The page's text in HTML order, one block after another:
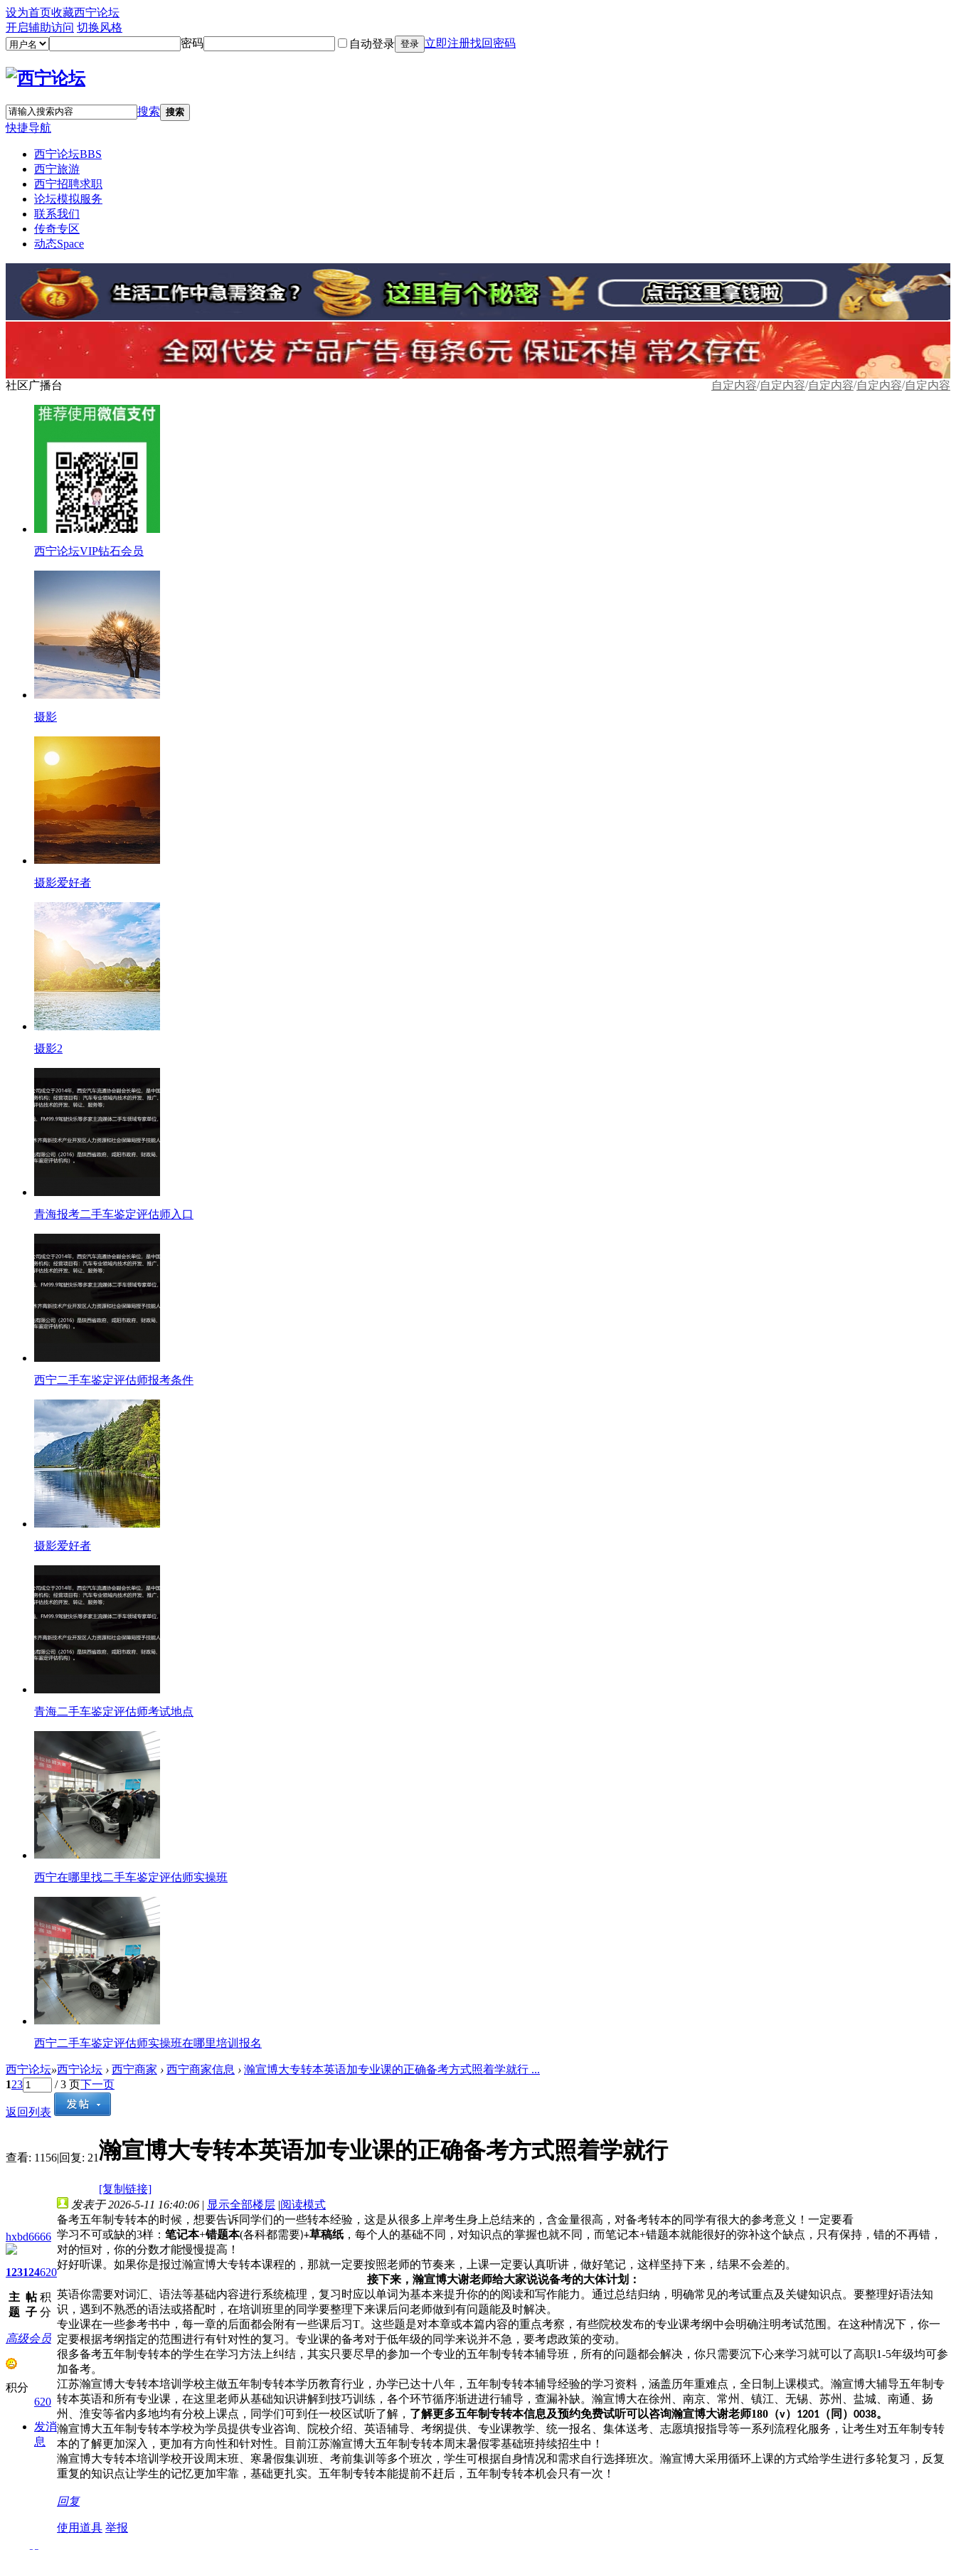
设为首页收藏西宁论坛
开启辅助访问 切换风格
密码
自动登录 登录 立即注册找回密码
搜索 搜索
快捷导航
西宁论坛BBS
西宁旅游
西宁招聘求职
论坛模拟服务
联系我们
传奇专区
动态Space
社区广播台 自定内容
/
自定内容
/
自定内容
/
自定内容
/
自定内容
西宁论坛VIP钻石会员
摄影
摄影爱好者
摄影2
青海报考二手车鉴定评估师入口
西宁二手车鉴定评估师报考条件
摄影爱好者
青海二手车鉴定评估师考试地点
西宁在哪里找二手车鉴定评估师实操班
西宁二手车鉴定评估师实操班在哪里培训报名
西宁论坛»西宁论坛 › 西宁商家 › 西宁商家信息 › 瀚宣博大专转本英语加专业课的正确备考方式照着学就行 ...
123 / 3 页下一页
返回列表
查看: 1156|回复: 21瀚宣博大专转本英语加专业课的正确备考方式照着学就行
[复制链接]
hxbd6666
123
主
题
124
帖
子
620
积
分
高级会员
积分
620
发消
息
发表于 2026-5-11 16:40:06 | 显示全部楼层 |阅读模式
备考五年制专转本的时候，想要告诉同学们的一些转本经验，这是从很多上岸考生身上总结来的 ， 含金量很高，对备考转本的同学有很大的参考意义！一定要看
学习不可或缺的3样 ： 笔记本+错题本(各科都需要)+草稿纸 ，每个人的基础不同，对知识点的掌握也就不同，而笔记本+错题本就能很好的弥补这个缺点，只有保持，错的不再错，
对的恒对，你的分数才能慢慢提高！
好好听课。如果你是报过瀚宣博大专转本课程的，那就一定要按照老师的节奏来，上课一定要认真听讲，做好笔记，这样坚持下来，结果不会差的。
接下来，瀚宣博大谢老师给大家说说备考的大体计划：
英语你需要对词汇、语法等基础内容进行系统梳理，复习时应以单词为基本来提升你的的阅读和写作能力。通过总结归纳，明确常见的考试重点及关键知识点。要整理好语法知
识，遇到不熟悉的语法或搭配时，在培训班里的同学要整理下来课后问老师做到有问题能及时解决。
专业课在一些参考书中，每一章的后面都会附有一些课后习T。这些题是对本章或本篇内容的重点考察，有些院校发布的专业课考纲中会明确注明考试范围。在这种情况下，你一
定要根据考纲指定的范围进行有针对性的复习。专业课的备考对于低年级的同学来说并不急，要考虑政策的变动。
很多备考五年制专转本的学生在学习方法上纠结，其实只要尽早的参加一个专业的五年制专转本辅导班，所有的问题都会解决，你只需要沉下心来学习就可以了高职1-5年级均可参
加备考。
江苏瀚宣博大专转本培训学校主做五年制专转本学历教育行业，办学已达十八年，五年制专转本辅导经验的学习资料，涵盖历年重难点，全日制上课模式。瀚宣博大辅导五年制专
转本英语和所有专业课，在这里老师从基础知识讲解到技巧训练，各个环节循序渐进进行辅导，查漏补缺。瀚宣博大在徐州、南京、常州、镇江、无锡、苏州、盐城、南通、扬
州、淮安等省内多地均有分校上课点，同学们可到任一校区试听了解， 了解更多五年制专转本信息及预约免费试听可以咨询瀚宣博大谢老师180 （v） 1201 （同） 0038。
瀚宣博大五年制专转本学校为学员提供专业咨询、院校介绍、英语辅导、考纲提供、专业课教学、统一报名、集体送考、志愿填报指导等一系列流程化服务，让考生对五年制专转
本的了解更加深入，更加有方向性和针对性。目前江苏瀚宣博大五年制专转本周末暑假零基础班持续招生中！
瀚宣博大专转本培训学校开设周末班、寒暑假集训班、考前集训等多个班次，学生可根据自身情况和需求自行选择班次。瀚宣博大采用循环上课的方式给学生进行多轮复习，反复
重复的知识点让学生的记忆更加牢靠，基础更扎实。五年制专转本能提前不赶后，五年制专转本机会只有一次！
回复
使用道具 举报